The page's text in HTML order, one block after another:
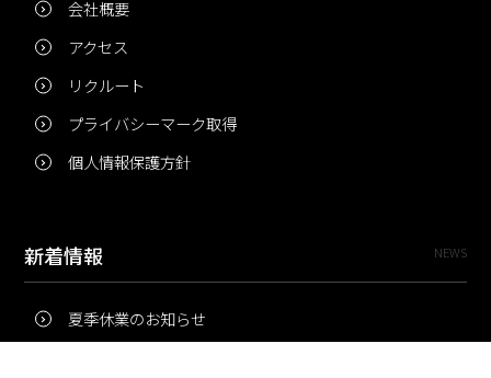
会社概要
アクセス
リクルート
プライバシーマーク取得
個人情報保護方針
新着情報 NEWS
夏季休業のお知らせ